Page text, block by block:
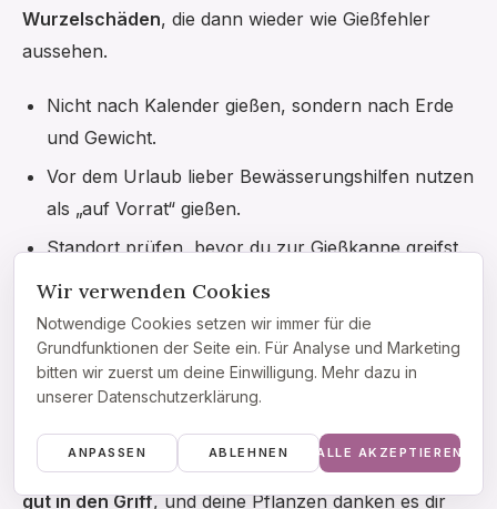
Wurzelschäden, die dann wieder wie Gießfehler
aussehen.
Nicht nach Kalender gießen, sondern nach Erde
und Gewicht.
Vor dem Urlaub lieber Bewässerungshilfen nutzen
als „auf Vorrat“ gießen.
Standort prüfen, bevor du zur Gießkanne greifst.
Dünger sparsam einsetzen und im Winter
reduzieren.
Wenn du merkst, dass du zum Übergießen neigst,
hilft ein kleiner Zettel am Topf mit dem Hinweis „erst
fühlen, dann gießen“. Klingt banal, wirkt aber.Mit ein
paar einfachen Routinen bekommst du das Gießen
gut in den Griff, und deine Pflanzen danken es dir
Wir verwenden Cookies
Notwendige Cookies setzen wir immer für die
Grundfunktionen der Seite ein. Für Analyse und Marketing
bitten wir zuerst um deine Einwilligung. Mehr dazu in
unserer Datenschutzerklärung.
ANPASSEN ABLEHNEN ALLE AKZEPTIEREN